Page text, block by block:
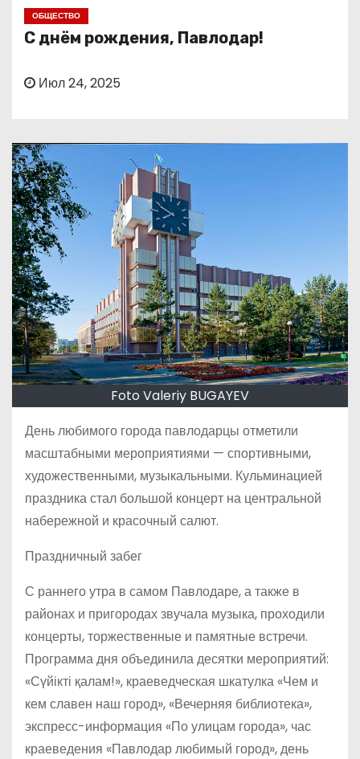
ОБЩЕСТВО
С днём рождения, Павлодар!
Июл 24, 2025
Foto Valeriy BUGAYEV
День любимого города павлодарцы отметили
масштабными мероприятиями — спортивными,
художественными, музыкальными. Кульминацией
праздника стал большой концерт на центральной
набережной и красочный салют.
Праздничный забег
С раннего утра в самом Павлодаре, а также в
районах и пригородах звучала музыка, проходили
концерты, торжественные и памятные встречи.
Программа дня объединила десятки мероприятий:
«Сүйікті қалам!», краеведческая шкатулка «Чем и
кем славен наш город», «Вечерняя библиотека»,
экспресс-информация «По улицам города», час
краеведения «Павлодар любимый город», день